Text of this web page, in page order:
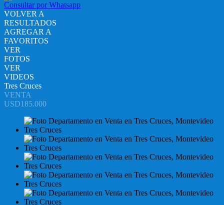
Consultar por Whatsapp
VOLVER A
RESULTADOS
AGREGAR A
FAVORITOS
VER
FOTOS
VER
VIDEOS
Tres Cruces
VENTA
USD185.000